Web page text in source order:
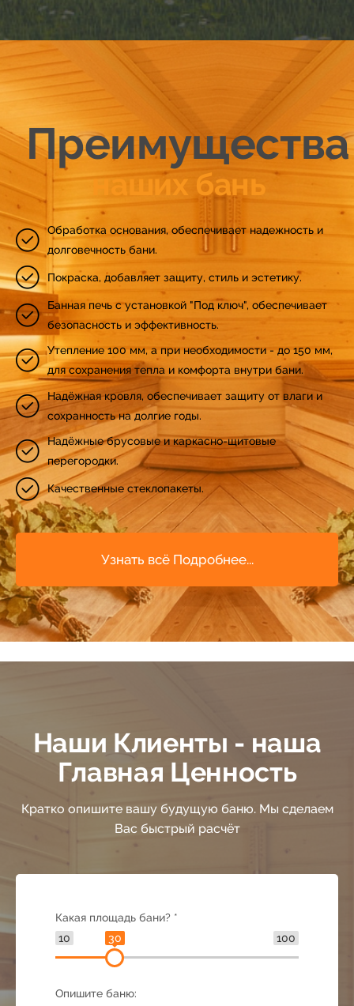
24
25
26
27
28
29
30
31
32
33
34
35
36
37
38
39
40
41
42
43
16
18
19
20
21
22
23
24
25
26
27
28
29
30
31
32
33
35
Преимущества
наших бань
Обработка основания, обеспечивает надежность и
долговечность бани.
Покраска, добавляет защиту, стиль и эстетику.
Банная печь с установкой "Под ключ", обеспечивает
безопасность и эффективность.
Утепление 100 мм, а при необходимости - до 150 мм,
для сохранения тепла и комфорта внутри бани.
Надёжная кровля, обеспечивает защиту от влаги и
сохранность на долгие годы.
Надёжные брусовые и каркасно-щитовые
перегородки.
Качественные стеклопакеты.
Узнать всё Подробнее...
Наши Клиенты - наша
Главная Ценность
Кратко опишите вашу будущую баню. Мы сделаем
Вас быстрый расчёт
Какая площадь бани? *
10
100
30
Опишите баню: